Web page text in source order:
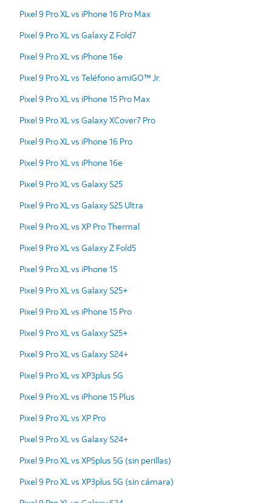
Pixel 9 Pro XL vs iPhone 16 Pro Max
Pixel 9 Pro XL vs Galaxy Z Fold7
Pixel 9 Pro XL vs iPhone 16e
Pixel 9 Pro XL vs Teléfono amiGO™ Jr.
Pixel 9 Pro XL vs iPhone 15 Pro Max
Pixel 9 Pro XL vs Galaxy XCover7 Pro
Pixel 9 Pro XL vs iPhone 16 Pro
Pixel 9 Pro XL vs iPhone 16e
Pixel 9 Pro XL vs Galaxy S25
Pixel 9 Pro XL vs Galaxy S25 Ultra
Pixel 9 Pro XL vs XP Pro Thermal
Pixel 9 Pro XL vs Galaxy Z Fold5
Pixel 9 Pro XL vs iPhone 15
Pixel 9 Pro XL vs Galaxy S25+
Pixel 9 Pro XL vs iPhone 15 Pro
Pixel 9 Pro XL vs Galaxy S25+
Pixel 9 Pro XL vs Galaxy S24+
Pixel 9 Pro XL vs XP3plus 5G
Pixel 9 Pro XL vs iPhone 15 Plus
Pixel 9 Pro XL vs XP Pro
Pixel 9 Pro XL vs Galaxy S24+
Pixel 9 Pro XL vs XP5plus 5G (sin perillas)
Pixel 9 Pro XL vs XP3plus 5G (sin cámara)